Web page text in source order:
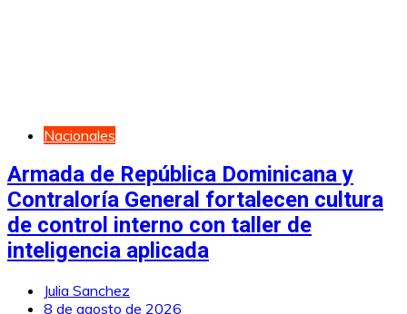
Nacionales
Armada de República Dominicana y
Contraloría General fortalecen cultura
de control interno con taller de
inteligencia aplicada
Julia Sanchez
8 de agosto de 2026